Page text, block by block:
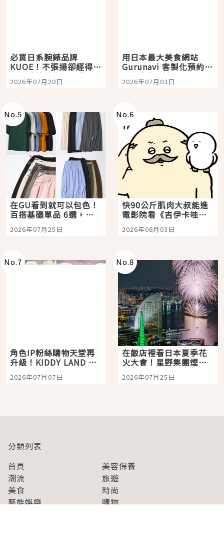
必買日系腕錶品牌
KUOE！不張揚卻經得起
時間洗鍊的經典之作五
選
2026年07月20日
用日本最大美食網站
Gurunavi 客製化預約九
大都市餐廳，打造專屬
美食體驗！
2026年07月03日
No.5
在GU看到就可以包色！
百搭基礎單品 6選，閉
眼全收也不心疼
2026年07月25日
No.6
快90公斤肌肉大叔能進
電影院看《吉伊卡哇》
嗎？日本重金屬樂團
「打首」會長與nagano
2026年08月03日
No.7
角色IP粉絲購物天堂再
升級！KIDDY LAND 原
宿店吉伊卡哇迎客，新
開幕 OMOKADO 店3分
2026年07月07日
No.8
在飯店裡看日本夏季花
火大會！星野集團煙火
景觀飯店6選，讓你不用
人擠人悠閒欣賞
2026年07月25日
分類列表
首頁
美容保養
潮流
旅遊
美食
時尚
藝能娛樂
購物